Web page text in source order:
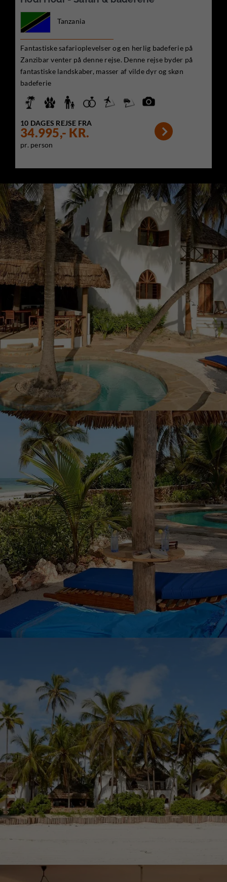
Tanzania
Fantastiske safarioplevelser og en herlig badeferie på
Zanzibar venter på denne rejse. Denne rejse byder på
fantastiske landskaber, masser af vilde dyr og skøn
badeferie
10 DAGES REJSE FRA
34.995,- KR.
pr. person
